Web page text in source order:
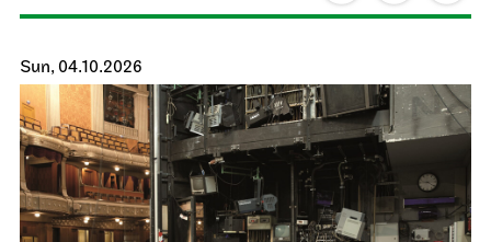
Sun, 04.10.2026